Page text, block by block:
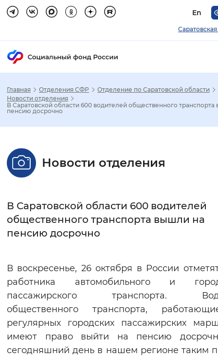
En
Стандартный Увеличенный
Без засечек С засечками
Интервал между буквами
Цвет сайта
Монохромный Инверсивный
Синий фон
Изображения
Главная Отделения СФР
Отделение по Саратовской области
Новости отделения
В Саратовской области 600 водителей общественного
пенсию досрочно
Новости отделения
В Саратовской области 600 водителей
общественного транспорта вышли на
пенсию досрочно
В воскресенье, 26 октября в России
работника автомобильного и
пассажирского транспорта.
общественного транспорта,
регулярных городских пассажирских
имеют право выйти на пенсию
сегодняшний день в нашем регионе таким